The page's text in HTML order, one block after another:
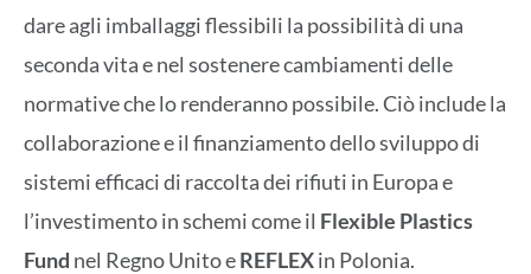
dare agli imballaggi flessibili la possibilità di una
seconda vita e nel sostenere cambiamenti delle
normative che lo renderanno possibile. Ciò include la
collaborazione e il finanziamento dello sviluppo di
sistemi efficaci di raccolta dei rifiuti in Europa e
l’investimento in schemi come il Flexible Plastics
Fund nel Regno Unito eREFLEXin Polonia.